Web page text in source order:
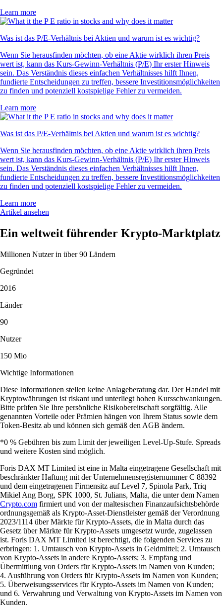
Learn more
Was ist das P/E-Verhältnis bei Aktien und warum ist es wichtig?
Wenn Sie herausfinden möchten, ob eine Aktie wirklich ihren Preis
wert ist, kann das Kurs-Gewinn-Verhältnis (P/E) Ihr erster Hinweis
sein. Das Verständnis dieses einfachen Verhältnisses hilft Ihnen,
fundierte Entscheidungen zu treffen, bessere Investitionsmöglichkeiten
zu finden und potenziell kostspielige Fehler zu vermeiden.
Learn more
Was ist das P/E-Verhältnis bei Aktien und warum ist es wichtig?
Wenn Sie herausfinden möchten, ob eine Aktie wirklich ihren Preis
wert ist, kann das Kurs-Gewinn-Verhältnis (P/E) Ihr erster Hinweis
sein. Das Verständnis dieses einfachen Verhältnisses hilft Ihnen,
fundierte Entscheidungen zu treffen, bessere Investitionsmöglichkeiten
zu finden und potenziell kostspielige Fehler zu vermeiden.
Learn more
Artikel ansehen
Ein weltweit führender Krypto-Marktplatz
Millionen Nutzer in über 90 Ländern
Gegründet
2016
Länder
90
Nutzer
150 Mio
Wichtige Informationen
Diese Informationen stellen keine Anlageberatung dar. Der Handel mit
Kryptowährungen ist riskant und unterliegt hohen Kursschwankungen.
Bitte prüfen Sie Ihre persönliche Risikobereitschaft sorgfältig. Alle
genannten Vorteile oder Prämien hängen von Ihrem Status sowie dem
Token-Besitz ab und können sich gemäß den AGB ändern.
*0 % Gebühren bis zum Limit der jeweiligen Level-Up-Stufe. Spreads
und weitere Kosten sind möglich.
Foris DAX MT Limited ist eine in Malta eingetragene Gesellschaft mit
beschränkter Haftung mit der Unternehmensregisternummer C 88392
und dem eingetragenen Firmensitz auf Level 7, Spinola Park, Triq
Mikiel Ang Borg, SPK 1000, St. Julians, Malta, die unter dem Namen
Crypto.com firmiert und von der maltesischen Finanzaufsichtsbehörde
ordnungsgemäß als Krypto-Asset-Dienstleister gemäß der Verordnung
2023/1114 über Märkte für Krypto-Assets, die in Malta durch das
Gesetz über Märkte für Krypto-Assets umgesetzt wurde, zugelassen
ist. Foris DAX MT Limited ist berechtigt, die folgenden Services zu
erbringen: 1. Umtausch von Krypto-Assets in Geldmittel; 2. Umtausch
von Krypto-Assets in andere Krypto-Assets; 3. Empfang und
Übermittlung von Orders für Krypto-Assets im Namen von Kunden;
4. Ausführung von Orders für Krypto-Assets im Namen von Kunden;
5. Überweisungsservices für Krypto-Assets im Namen von Kunden;
und 6. Verwahrung und Verwaltung von Krypto-Assets im Namen von
Kunden.